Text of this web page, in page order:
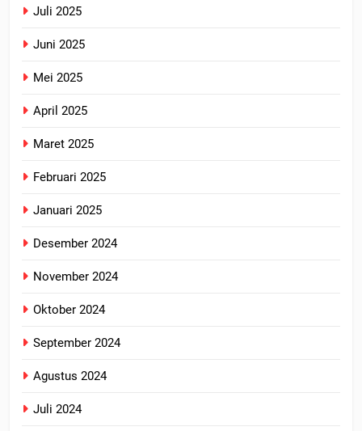
Juli 2025
Juni 2025
Mei 2025
April 2025
Maret 2025
Februari 2025
Januari 2025
Desember 2024
November 2024
Oktober 2024
September 2024
Agustus 2024
Juli 2024